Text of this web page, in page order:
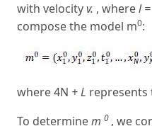
with velocityv. , wherel =
compose the model m0:
where 4N + L represents
To determinem 0 , we